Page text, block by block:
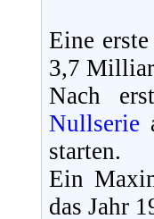
Eine
3,7
Nach
Nullserie
starten.
Ein
das Jahr